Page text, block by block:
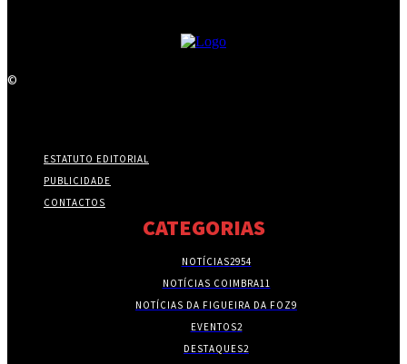
©
ESTATUTO EDITORIAL
PUBLICIDADE
CONTACTOS
CATEGORIAS
NOTÍCIAS2954
NOTÍCIAS COIMBRA11
NOTÍCIAS DA FIGUEIRA DA FOZ9
EVENTOS2
DESTAQUES2